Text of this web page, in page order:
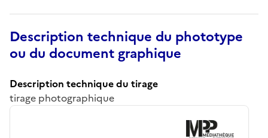
Description technique du phototype
ou du document graphique
Description technique du tirage
tirage photographique